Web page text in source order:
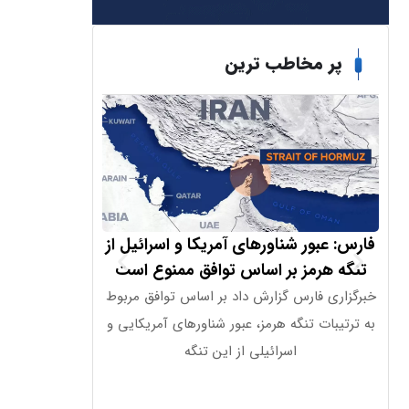
پر مخاطب ترین
فارس: عبور شناورهای آمریکا و اسرائیل از
تنگه هرمز بر اساس توافق ممنوع است
خبرگزاری فارس گزارش داد بر اساس توافق مربوط
به ترتیبات تنگه هرمز، عبور شناورهای آمریکایی و
اسرائیلی از این تنگه